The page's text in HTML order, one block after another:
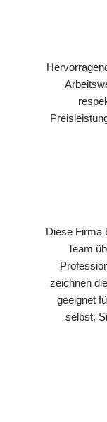
Diese Firma
Team
zeichnen
geeignet
selbst,